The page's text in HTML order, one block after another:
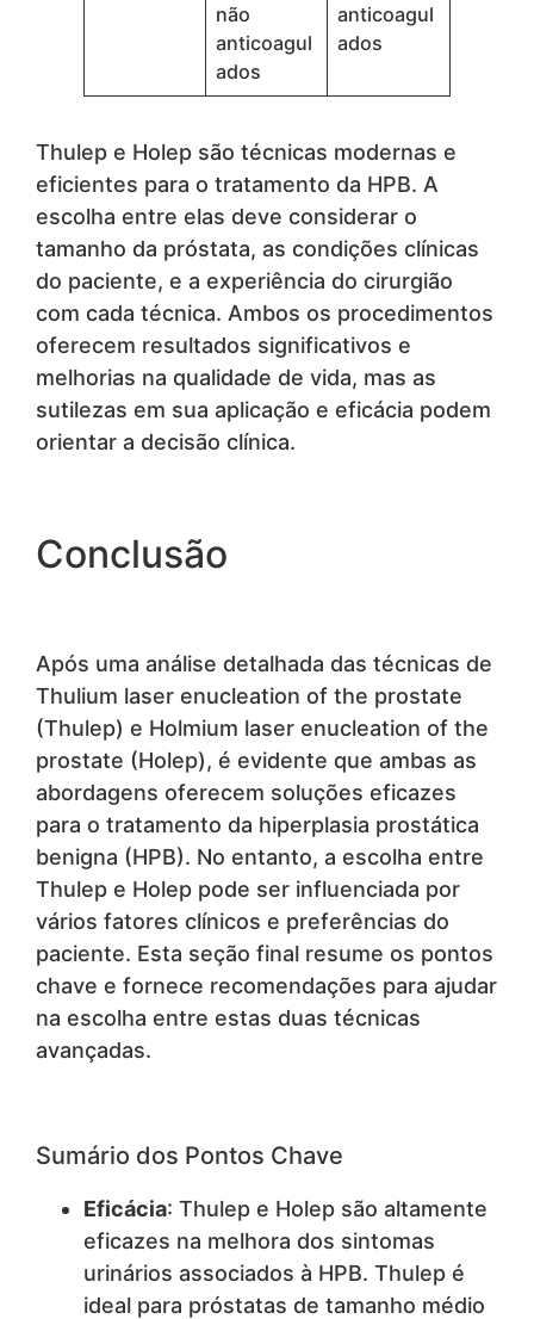
não
anticoagul
ados
anticoagul
ados
Thulep e Holep são técnicas modernas e
eficientes para o tratamento da HPB. A
escolha entre elas deve considerar o
tamanho da próstata, as condições clínicas
do paciente, e a experiência do cirurgião
com cada técnica. Ambos os procedimentos
oferecem resultados significativos e
melhorias na qualidade de vida, mas as
sutilezas em sua aplicação e eficácia podem
orientar a decisão clínica.
Conclusão
Após uma análise detalhada das técnicas de
Thulium laser enucleation of the prostate
(Thulep) e Holmium laser enucleation of the
prostate (Holep), é evidente que ambas as
abordagens oferecem soluções eficazes
para o tratamento da hiperplasia prostática
benigna (HPB). No entanto, a escolha entre
Thulep e Holep pode ser influenciada por
vários fatores clínicos e preferências do
paciente. Esta seção final resume os pontos
chave e fornece recomendações para ajudar
na escolha entre estas duas técnicas
avançadas.
Sumário dos Pontos Chave
Eficácia: Thulep e Holep são altamente
eficazes na melhora dos sintomas
urinários associados à HPB. Thulep é
ideal para próstatas de tamanho médio